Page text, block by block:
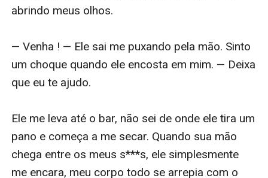
abrindo meus olhos.
— Venha ! — Ele sai me puxando pela mão. Sinto
um choque quando ele encosta em mim. — Deixa
que eu te ajudo.
Ele me leva até o bar, não sei de onde ele tira um
pano e começa a me secar. Quando sua mão
chega entre os meus s***s, ele simplesmente
me encara, meu corpo todo se arrepia com o